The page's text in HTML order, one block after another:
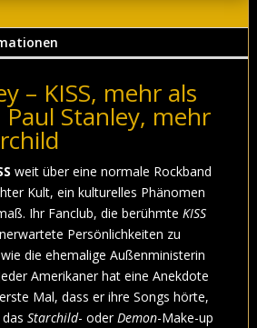
– KISS, mehr als
Stanley, mehr
weit über eine normale Rockband
Kult, ein kulturelles Phänomen
Ihr Fanclub, die berühmte KISS
Persönlichkeiten zu
die ehemalige Außenministerin
Amerikaner hat eine Anekdote
Mal, dass er ihre Songs hörte,
Starchild- oder Demon-Make-up